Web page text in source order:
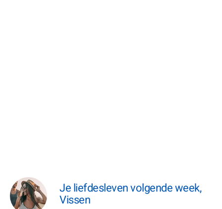
Je liefdesleven volgende week,
Vissen